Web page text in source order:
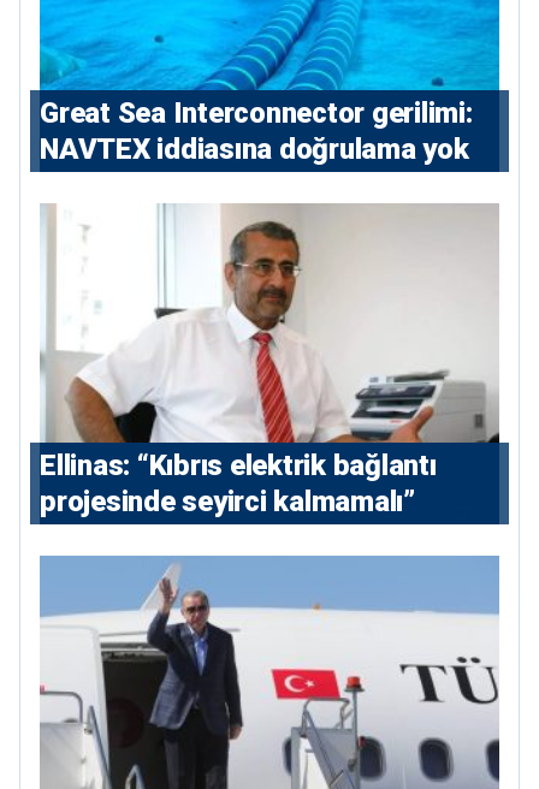
Great Sea Interconnector gerilimi:
NAVTEX iddiasına doğrulama yok
Ellinas: “Kıbrıs elektrik bağlantı
projesinde seyirci kalmamalı”